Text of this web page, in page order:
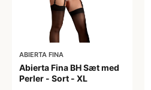
ABIERTA FINA
Abierta Fina BH Sæt med
Perler - Sort - XL